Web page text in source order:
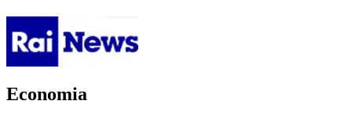
Economia